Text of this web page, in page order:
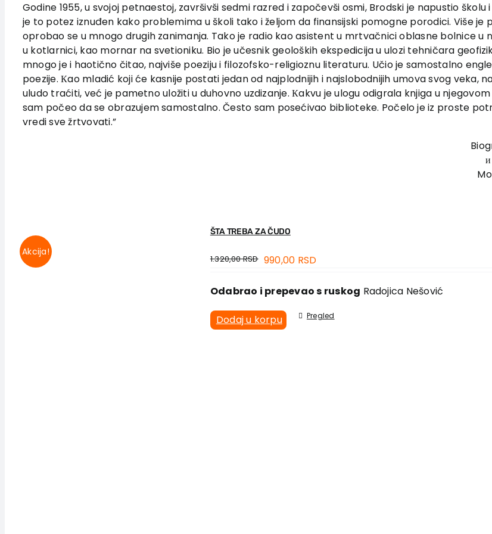
Godine 1955, u svojoj petnaestoj, završivši sedmi razred i započevši osmi, Brodski je napustio
je to potez iznuđen kako problemima u školi tako i željom da finansijski pomogne porodici. Više je
oprobao se u mnogo drugih zanimanja. Tako je radio kao asistent u mrtvačnici oblasne bolnice u
u kotlarnici, kao mornar na svetioniku. Bio je učesnik geoloških ekspedicija u ulozi tehničara
mnogo je i haotično čitao, najviše poeziju i filozofsko-religioznu literaturu. Učio je samostalno
poezije. Кao mladić koji će kasnije postati jedan od najplodnijih i najslobodnijih umova svog veka,
uludo traćiti, već je pametno uložiti u duhovno uzdizanje. Кakvu je ulogu odigrala knjiga u
sam počeo da se obrazujem samostalno. Često sam posećivao biblioteke. Počelo je iz proste
vredi sve žrtvovati.”
Akcija!
ŠTA TREBA ZA ČUDO
1.320,00RSD 990,00 RSD
Odabrao i prepevao s ruskog Radojica Nešović
Dodaj u korpu Pregled